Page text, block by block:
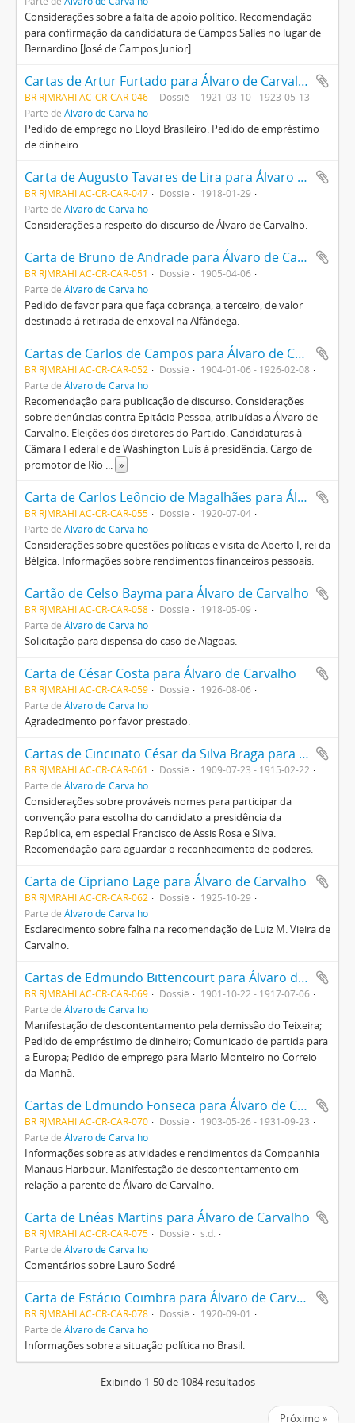
Considerações sobre a falta de apoio político. Recomendação
para confirmação da candidatura de Campos Salles no lugar de
Bernardino [José de Campos Junior].
Cartas de Artur Furtado para Álvaro de Carvalho
BR RJMRAHI AC-CR-CAR-046 Dossiê
1921-03-10 - 1923-05-13
Parte de Álvaro de Carvalho
Pedido de emprego no Lloyd Brasileiro. Pedido de empréstimo
de dinheiro.
Carta de Augusto Tavares de Lira para Álvaro de Carvalho
BR RJMRAHI AC-CR-CAR-047 Dossiê
1918-01-29
Parte de Álvaro de Carvalho
Considerações a respeito do discurso de Álvaro de Carvalho.
Carta de Bruno de Andrade para Álvaro de Carvalho
BR RJMRAHI AC-CR-CAR-051 Dossiê
1905-04-06
Parte de Álvaro de Carvalho
Pedido de favor para que faça cobrança, a terceiro, de valor
destinado á retirada de enxoval na Alfândega.
Cartas de Carlos de Campos para Álvaro de Carvalho
BR RJMRAHI AC-CR-CAR-052 Dossiê
1904-01-06 - 1926-02-08
Parte de Álvaro de Carvalho
Recomendação para publicação de discurso. Considerações
sobre denúncias contra Epitácio Pessoa, atribuídas a Álvaro de
Carvalho. Eleições dos diretores do Partido. Candidaturas à
Câmara Federal e de Washington Luís à presidência. Cargo de
promotor de Rio ... »
Carta de Carlos Leôncio de Magalhães para Álvaro de Carvalho
BR RJMRAHI AC-CR-CAR-055 Dossiê
1920-07-04
Parte de Álvaro de Carvalho
Considerações sobre questões políticas e visita de Aberto I, rei da
Bélgica. Informações sobre rendimentos financeiros pessoais.
Cartão de Celso Bayma para Álvaro de Carvalho
BR RJMRAHI AC-CR-CAR-058 Dossiê
1918-05-09
Parte de Álvaro de Carvalho
Solicitação para dispensa do caso de Alagoas.
Carta de César Costa para Álvaro de Carvalho
BR RJMRAHI AC-CR-CAR-059 Dossiê
1926-08-06
Parte de Álvaro de Carvalho
Agradecimento por favor prestado.
Cartas de Cincinato César da Silva Braga para Álvaro de Carvalho
BR RJMRAHI AC-CR-CAR-061 Dossiê
1909-07-23 - 1915-02-22
Parte de Álvaro de Carvalho
Considerações sobre prováveis nomes para participar da
convenção para escolha do candidato a presidência da
República, em especial Francisco de Assis Rosa e Silva.
Recomendação para aguardar o reconhecimento de poderes.
Carta de Cipriano Lage para Álvaro de Carvalho
BR RJMRAHI AC-CR-CAR-062 Dossiê
1925-10-29
Parte de Álvaro de Carvalho
Esclarecimento sobre falha na recomendação de Luiz M. Vieira de
Carvalho.
Cartas de Edmundo Bittencourt para Álvaro de Carvalho
BR RJMRAHI AC-CR-CAR-069 Dossiê
1901-10-22 - 1917-07-06
Parte de Álvaro de Carvalho
Manifestação de descontentamento pela demissão do Teixeira;
Pedido de empréstimo de dinheiro; Comunicado de partida para
a Europa; Pedido de emprego para Mario Monteiro no Correio
da Manhã.
Cartas de Edmundo Fonseca para Álvaro de Carvalho
BR RJMRAHI AC-CR-CAR-070 Dossiê
1903-05-26 - 1931-09-23
Parte de Álvaro de Carvalho
Informações sobre as atividades e rendimentos da Companhia
Manaus Harbour. Manifestação de descontentamento em
relação a parente de Álvaro de Carvalho.
Carta de Enéas Martins para Álvaro de Carvalho
BR RJMRAHI AC-CR-CAR-075 Dossiê
s.d.
Parte de Álvaro de Carvalho
Comentários sobre Lauro Sodré
Carta de Estácio Coimbra para Álvaro de Carvalho
BR RJMRAHI AC-CR-CAR-078 Dossiê
1920-09-01
Parte de Álvaro de Carvalho
Informações sobre a situação política no Brasil.
Exibindo 1-50 de 1084 resultados
Próximo »